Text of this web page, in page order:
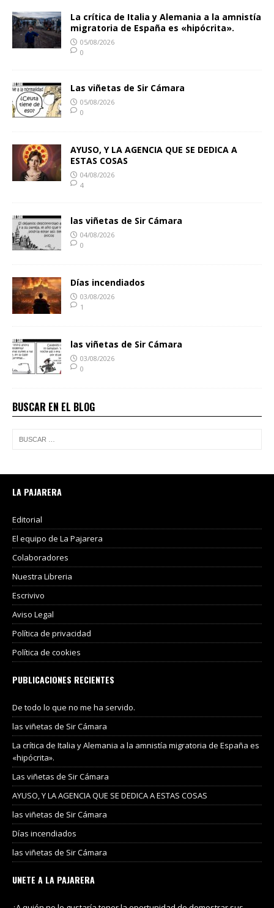
La crítica de Italia y Alemania a la amnistía
migratoria de España es «hipócrita».
05/08/2026
0
Las viñetas de Sir Cámara
05/08/2026
0
AYUSO, Y LA AGENCIA QUE SE DEDICA A
ESTAS COSAS
04/08/2026
4
las viñetas de Sir Cámara
04/08/2026
0
Días incendiados
03/08/2026
1
las viñetas de Sir Cámara
03/08/2026
0
BUSCAR EN EL BLOG
LA PAJARERA
Editorial
El equipo de La Pajarera
Colaboradores
Nuestra Libreria
Escrivivo
Aviso Legal
Política de privacidad
Política de cookies
PUBLICACIONES RECIENTES
De todo lo que no me ha servido.
las viñetas de Sir Cámara
La crítica de Italia y Alemania a la amnistía migratoria de España es
«hipócrita».
Las viñetas de Sir Cámara
AYUSO, Y LA AGENCIA QUE SE DEDICA A ESTAS COSAS
las viñetas de Sir Cámara
Días incendiados
las viñetas de Sir Cámara
UNETE A LA PAJARERA